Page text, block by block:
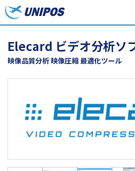
Elecard ビデオ分析ソ
映像品質分析 映像圧縮 最適化ツール